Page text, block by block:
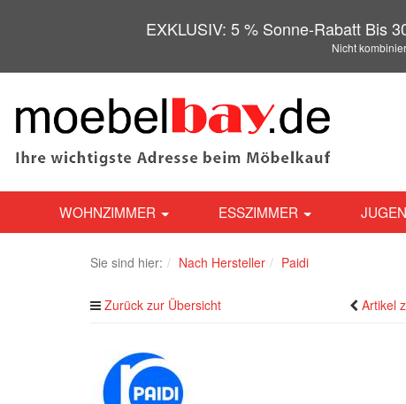
EXKLUSIV: 5 % Sonne-Rabatt Bis
Nicht
WOHNZIMMER ESSZIMMER
Sie sind hier: Nach Hersteller Paidi
Zurück zur Übersicht Artikel